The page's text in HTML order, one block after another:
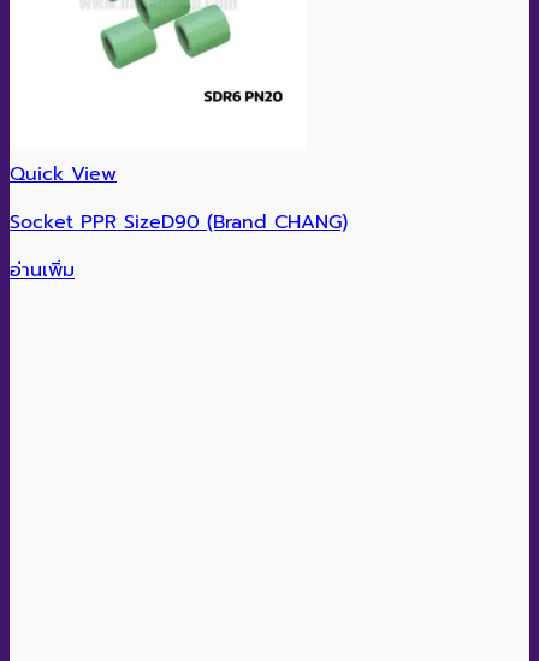
Quick View
Socket PPR SizeD90 (Brand CHANG)
อ่านเพิ่ม